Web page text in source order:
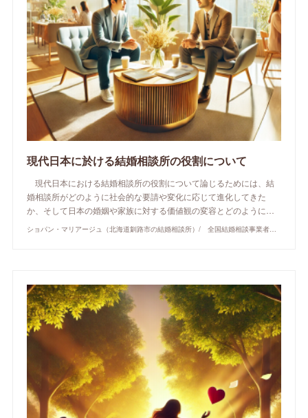
現代日本に於ける結婚相談所の役割について
現代日本における結婚相談所の役割について論じるためには、結
婚相談所がどのように社会的な要請や変化に応じて進化してきた
か、そして日本の婚姻や家族に対する価値観の変容とどのように…